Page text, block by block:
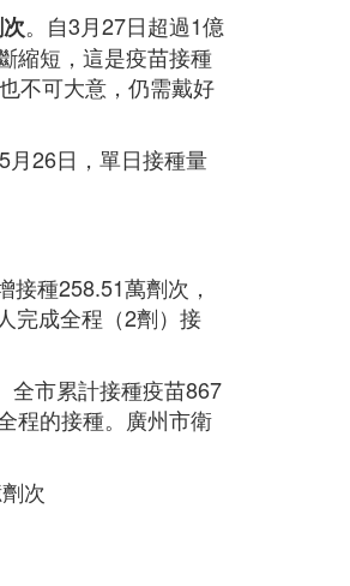
。自3月27日超過1億
縮短，這是疫苗接種
不可大意，仍需戴好
月26日，單日接種量
種258.51萬劑次，
完成全程（2劑）接
全市累計接種疫苗867
程的接種。廣州市衛
次